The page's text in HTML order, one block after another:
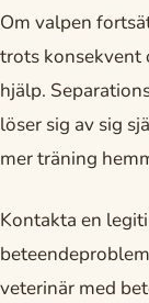
Om valpen
trots konsekvent
hjälp.
löser sig av sig
mer träning
Kontakta en
veterinär med